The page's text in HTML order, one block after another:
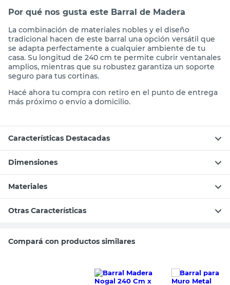
Por qué nos gusta este Barral de Madera
La combinación de materiales nobles y el diseño
tradicional hacen de este barral una opción versátil que
se adapta perfectamente a cualquier ambiente de tu
casa. Su longitud de 240 cm te permite cubrir ventanales
amplios, mientras que su robustez garantiza un soporte
seguro para tus cortinas.
Hacé ahora tu compra con retiro en el punto de entrega
más próximo o envío a domicilio.
Características Destacadas
Dimensiones
Materiales
Otras Características
Compará con productos similares